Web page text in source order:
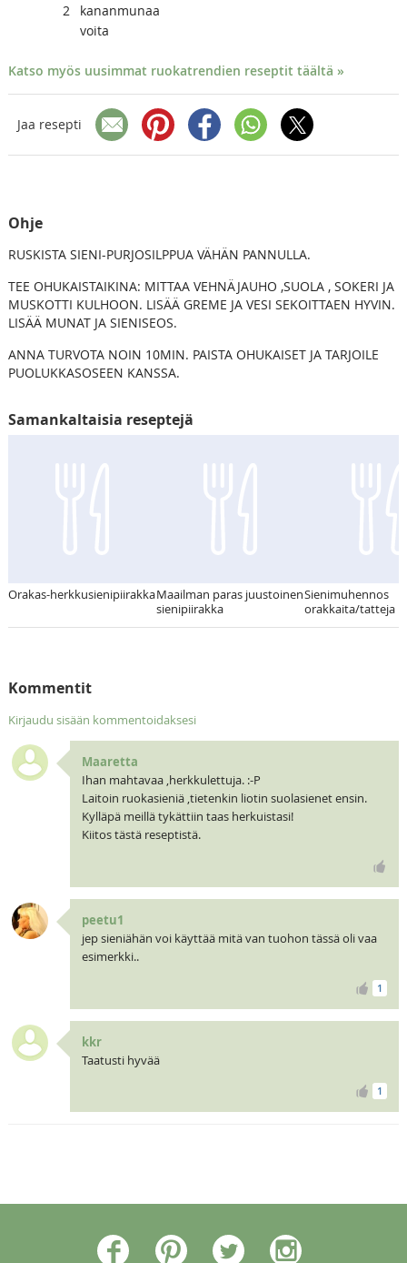
2
kananmunaa
voita
Katso myös uusimmat ruokatrendien reseptit täältä »
Jaa resepti
Ohje
RUSKISTA SIENI-PURJOSILPPUA VÄHÄN PANNULLA.
TEE OHUKAISTAIKINA: MITTAA VEHNÄJAUHO ,SUOLA , SOKERI JA
MUSKOTTI KULHOON. LISÄÄ GREME JA VESI SEKOITTAEN HYVIN.
LISÄÄ MUNAT JA SIENISEOS.
ANNA TURVOTA NOIN 10MIN. PAISTA OHUKAISET JA TARJOILE
PUOLUKKASOSEEN KANSSA.
Samankaltaisia reseptejä
Orakas-herkkusienipiirakkaMaailman paras juustoinen
sienipiirakka
Sienimuhennos
orakkaita/tatteja
Kommentit
Kirjaudu sisään kommentoidaksesi
Maaretta
Ihan mahtavaa ,herkkulettuja. :-P
Laitoin ruokasieniä ,tietenkin liotin suolasienet ensin.
Kylläpä meillä tykättiin taas herkuistasi!
Kiitos tästä reseptistä.
peetu1
jep sieniähän voi käyttää mitä van tuohon tässä oli vaa
esimerkki..
1
kkr
Taatusti hyvää
1